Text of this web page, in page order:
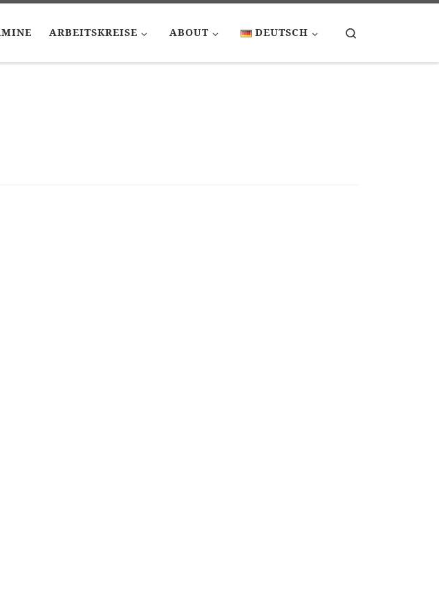
ARBEITSKREISE ABOUT DEUTSCH